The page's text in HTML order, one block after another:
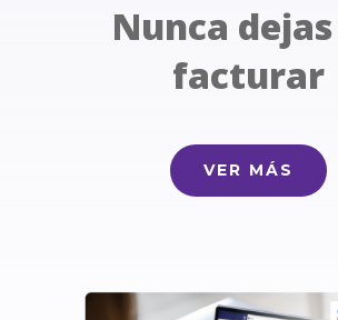
Nunca
facturar
VER MÁS